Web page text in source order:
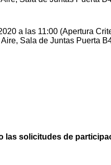
a las 11:00 (Apertura
Sala de Juntas Puerta
las solicitudes de